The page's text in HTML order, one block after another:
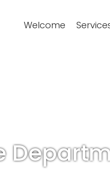
Welcome